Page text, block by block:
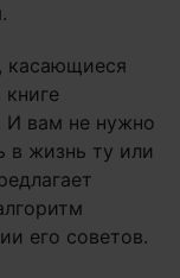
касающиеся
И вам не нужно
в жизнь ту или
его советов.